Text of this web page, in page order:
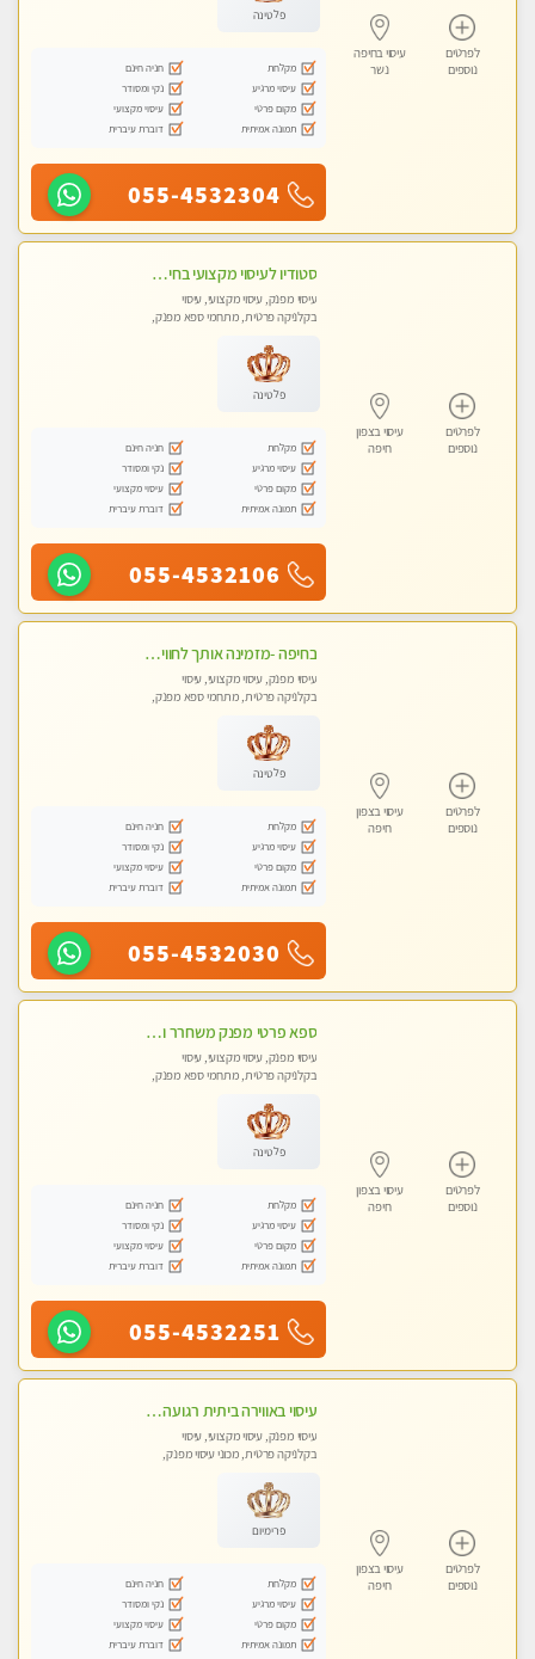
לפרטים
נוספים
עיסוי בחיפה
נשר
פלטינה
מקלחת
חניה חינם
עיסוי מרגיע
נקי ומסודר
מקום פרטי
עיסוי מקצועי
תמונה אמיתית
דוברת עיברית
055-4532304
לפרטים
נוספים
עיסוי בצפון
חיפה
סטודיו לעיסוי מקצועי בחיפה, מרכז הכרמל, מפואר, נקי ויוקרתי. במקום מבחר מעסות מנוסות לכל סוגי העיסויים.
עיסוי מפנק, עיסוי מקצועי, עיסוי
בקלניקה פרטית, מתחמי ספא מפנק,
פלטינה
מקלחת
חניה חינם
עיסוי מרגיע
נקי ומסודר
מקום פרטי
עיסוי מקצועי
תמונה אמיתית
דוברת עיברית
055-4532106
לפרטים
נוספים
עיסוי בצפון
חיפה
בחיפה -מזמינה אותך לחוויית עיסוי מפנקת בקליניקה פרטית מקצועי בלבד באווירה נעימה ושקטה- ללא מין !!!
עיסוי מפנק, עיסוי מקצועי, עיסוי
בקלניקה פרטית, מתחמי ספא מפנק,
פלטינה
מקלחת
חניה חינם
עיסוי מרגיע
נקי ומסודר
מקום פרטי
עיסוי מקצועי
תמונה אמיתית
דוברת עיברית
055-4532030
לפרטים
נוספים
עיסוי בצפון
חיפה
ספא פרטי מפנק משחרר ומרגיע, עם מגוון עיסויים לבחירה מומלץ לחלוטין!!!!
עיסוי מפנק, עיסוי מקצועי, עיסוי
בקלניקה פרטית, מתחמי ספא מפנק,
פלטינה
מקלחת
חניה חינם
עיסוי מרגיע
נקי ומסודר
מקום פרטי
עיסוי מקצועי
תמונה אמיתית
דוברת עיברית
055-4532251
לפרטים
נוספים
עיסוי בצפון
חיפה
עיסוי באווירה ביתית רגועה + עיסוי טנטרה +אבנים חמות וכוסות רוח מומלץ מאוד . . . highly recommended..new in the ci
עיסוי מפנק, עיסוי מקצועי, עיסוי
בקלניקה פרטית, מכוני עיסוי מפנק,
פרימיום
מקלחת
חניה חינם
עיסוי מרגיע
נקי ומסודר
מקום פרטי
עיסוי מקצועי
תמונה אמיתית
דוברת עיברית